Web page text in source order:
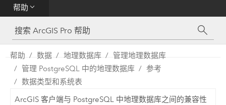
帮助
工具参考
Python
SDK
Migrate from ArcMap
帮助 数据 地理数据库
管理地理数据库
管理 PostgreSQL 中的地理数据库
参考
数据类型和系统表
ArcGIS 客户端与 PostgreSQL 中地理数据库之间的兼容性